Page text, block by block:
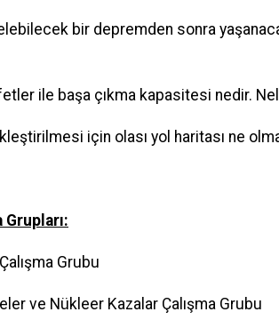
bir depremden sonra
ile başa çıkma kapasitesi nedir.
için olası yol haritası ne
Grubu
ve Nükleer Kazalar Çalışma Grubu